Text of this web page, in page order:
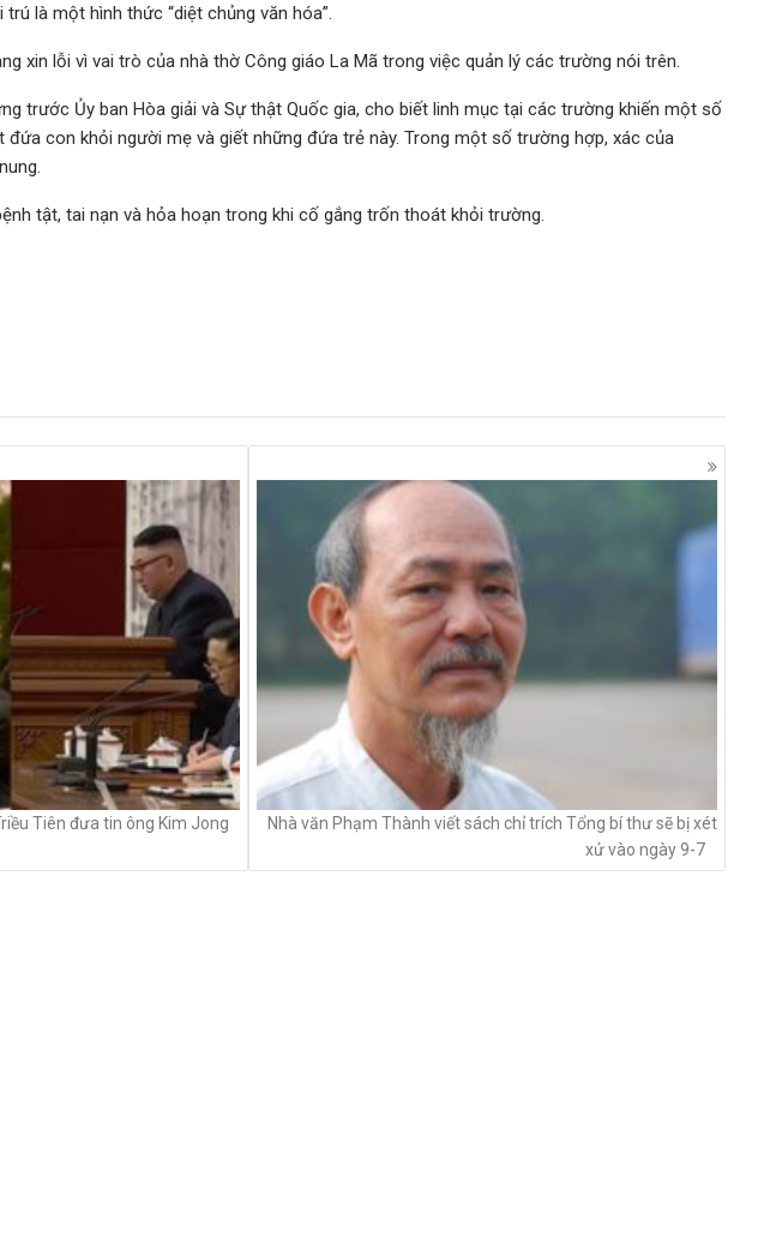
là một hình thức “diệt chủng văn hóa”.
xin lỗi vì vai trò của nhà thờ Công giáo La Mã trong việc quản lý các trường nói trên.
trước Ủy ban Hòa giải và Sự thật Quốc gia, cho biết linh mục tại các trường khiến một số
đứa con khỏi người mẹ và giết những đứa trẻ này. Trong một số trường hợp, xác của
tật, tai nạn và hỏa hoạn trong khi cố gắng trốn thoát khỏi trường.
Tiên đưa tin ông Kim Jong
Nhà văn Phạm Thành viết sách chỉ trích Tổng bí thư sẽ bị xét
xử vào ngày 9-7